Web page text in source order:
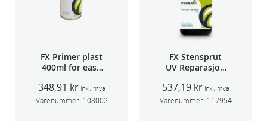
FX Primer plast
400ml for easy
TSP 030
348,91 kr inkl. mva
Varenummer: 108002
FX Stensprut
UV Reparasjon
537,19 kr inkl. mva
Varenummer: 117954